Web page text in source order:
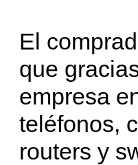
El
que
empresa
teléfonos,
routers y